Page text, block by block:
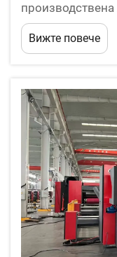
произвеждате
да
на процесите
успешна линия.
Вижте повече